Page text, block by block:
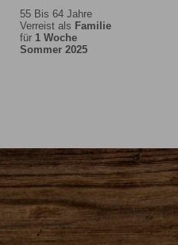
55 Bis 64 Jahre
Verreist als Familie
für 1 Woche
Sommer 2025